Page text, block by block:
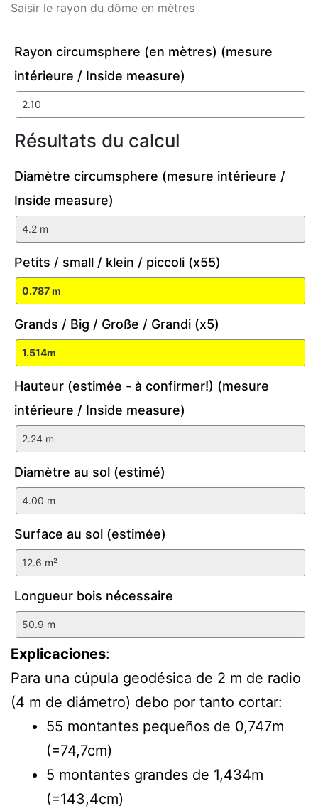
Saisir le rayon du dôme en mètres
Rayon circumsphere (en mètres) (mesure
intérieure / Inside measure)
Résultats du calcul
Diamètre circumsphere (mesure intérieure /
Inside measure)
Petits / small / klein / piccoli (x55)
Grands / Big / Große / Grandi (x5)
Hauteur (estimée - à confirmer!) (mesure
intérieure / Inside measure)
Diamètre au sol (estimé)
Surface au sol (estimée)
Longueur bois nécessaire
Explicaciones:
Para una cúpula geodésica de 2 m de radio
(4 m de diámetro) debo por tanto cortar:
55 montantes pequeños de 0,747m
(=74,7cm)
5 montantes grandes de 1,434m
(=143,4cm)